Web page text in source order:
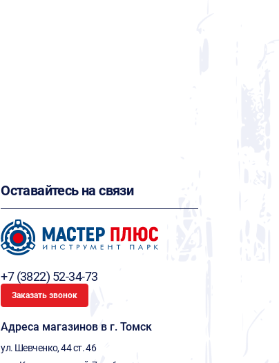
Оставайтесь на связи
+7 (3822) 52-34-73
Заказать звонок
Адреса магазинов в г. Томск
ул. Шевченко, 44 ст. 46